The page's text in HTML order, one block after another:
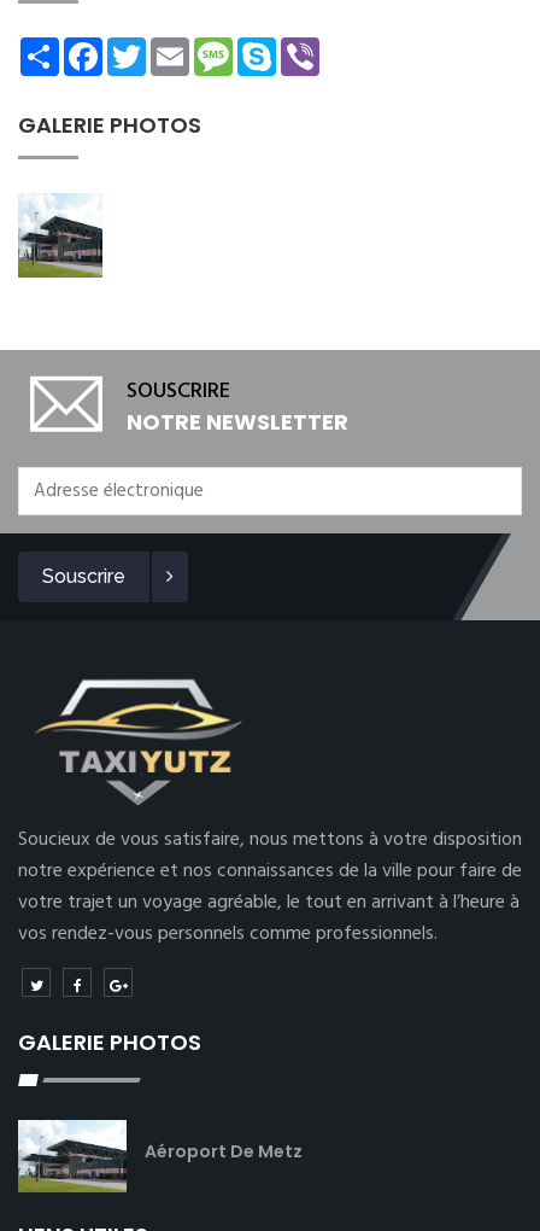
ShareFacebookTwitterEmailMessage
Skype
GALERIE PHOTOS
SOUSCRIRE
NOTRE NEWSLETTER
Souscrire
Soucieux de vous satisfaire, nous mettons à votre disposition
notre expérience et nos connaissances de la ville pour faire de
votre trajet un voyage agréable, le tout en arrivant à l’heure à
vos rendez-vous personnels comme professionnels.
GALERIE PHOTOS
Aéroport De Metz